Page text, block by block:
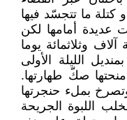
ما تتجسّد فيها
عديدة أمامها لكن
وثلاثمائة يوما
الليلة الأولى
منحتها صكّ طهارتها.
بملء حنجرتها
اللبوة الجريحة